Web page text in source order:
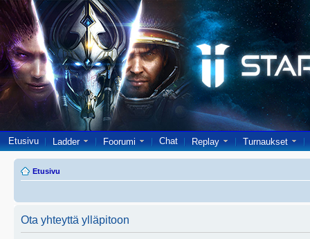
Etusivu Ladder Foorumi Chat Replay Turnaukset
Etusivu
Ota yhteyttä ylläpitoon